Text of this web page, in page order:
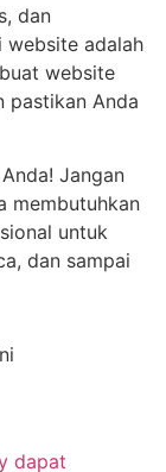
dan
website adalah
website
pastikan Anda
Jangan
membutuhkan
untuk
dan sampai
dapat